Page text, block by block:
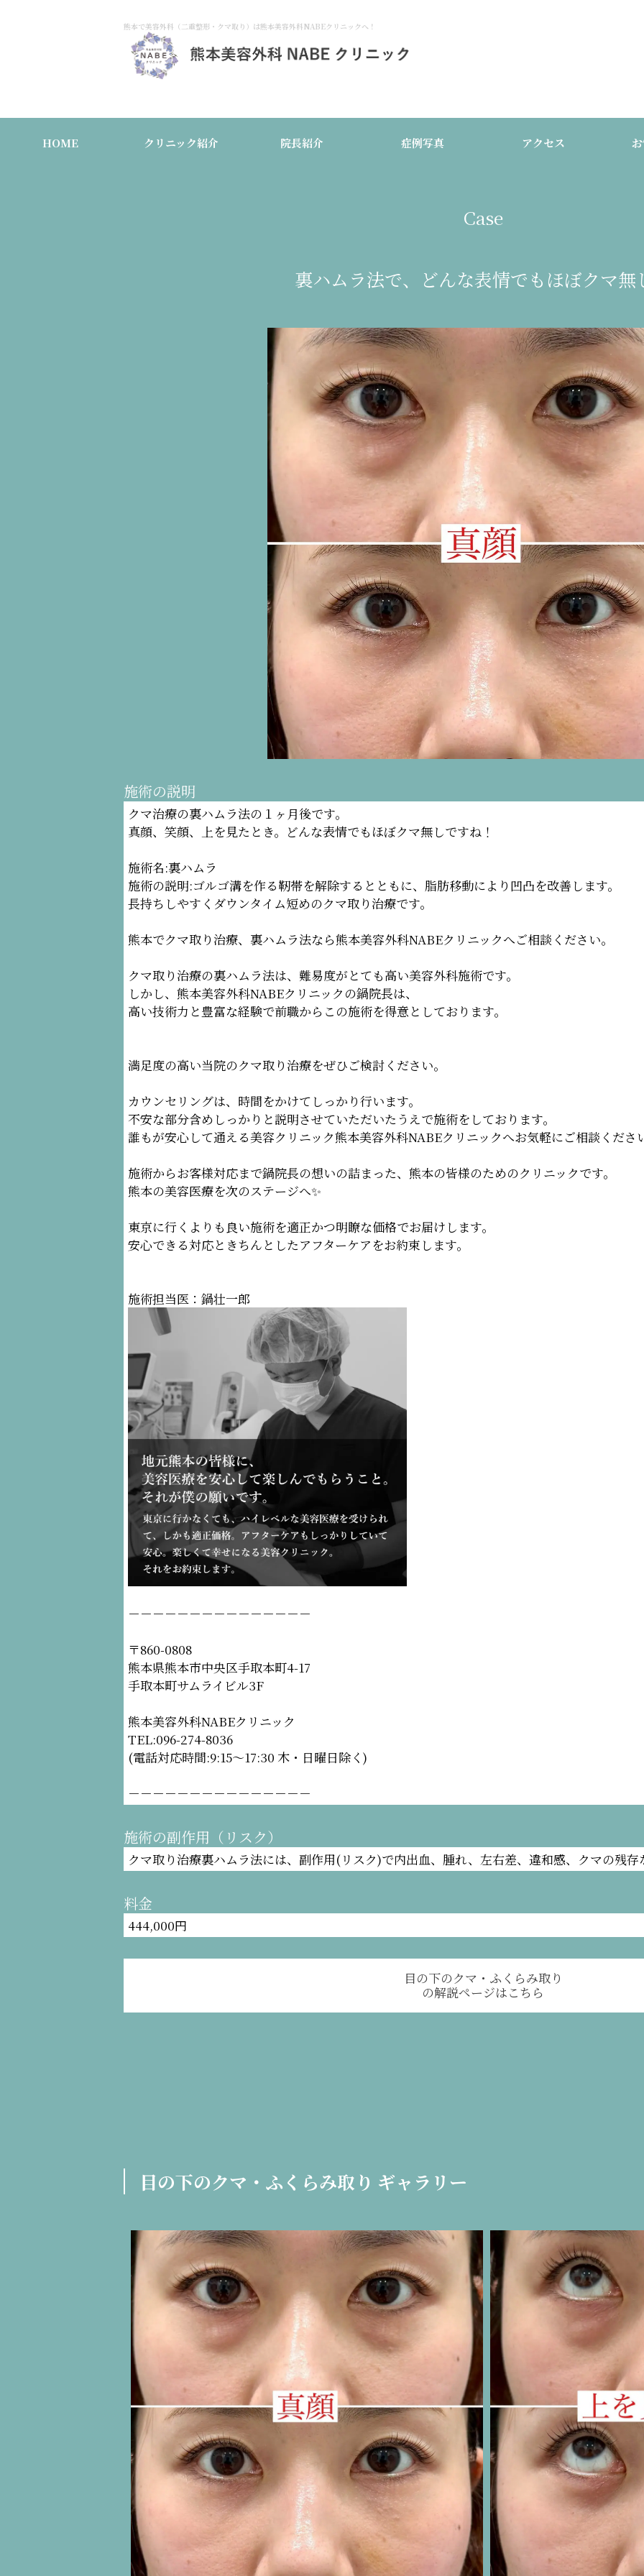
熊本で美容外科（二重整形・クマ取り）は熊本美容外科NABEクリニックへ！
HOME クリニック紹介 院長紹介 症例写真 アクセス
Case
裏ハムラ法で、どんな表情でもほぼクマ無
施術の説明
クマ治療の裏ハムラ法の１ヶ月後です。
真顔、笑顔、上を見たとき。どんな表情でもほぼクマ無しですね！
施術名:裏ハムラ
施術の説明:ゴルゴ溝を作る靭帯を解除するとともに、脂肪移動により凹凸を改善します。
長持ちしやすくダウンタイム短めのクマ取り治療です。
熊本でクマ取り治療、裏ハムラ法なら熊本美容外科NABEクリニックへご相談ください。
クマ取り治療の裏ハムラ法は、難易度がとても高い美容外科施術です。
しかし、熊本美容外科NABEクリニックの鍋院長は、
高い技術力と豊富な経験で前職からこの施術を得意としております。
満足度の高い当院のクマ取り治療をぜひご検討ください。
カウンセリングは、時間をかけてしっかり行います。
不安な部分含めしっかりと説明させていただいたうえで施術をしております。
誰もが安心して通える美容クリニック熊本美容外科NABEクリニックへお気軽にご相談くださ
施術からお客様対応まで鍋院長の想いの詰まった、熊本の皆様のためのクリニックです。
熊本の美容医療を次のステージへ✨
東京に行くよりも良い施術を適正かつ明瞭な価格でお届けします。
安心できる対応ときちんとしたアフターケアをお約束します。
施術担当医：鍋壮一郎
－－－－－－－－－－－－－－－
〒860-0808
熊本県熊本市中央区手取本町4-17
手取本町サムライビル3F
熊本美容外科NABEクリニック
TEL:096-274-8036
(電話対応時間:9:15〜17:30 木・日曜日除く)
－－－－－－－－－－－－－－－
施術の副作用（リスク）
クマ取り治療裏ハムラ法には、副作用(リスク)で内出血、腫れ、左右差、違和感、クマの残
料金
444,000円
目の下のクマ・ふくらみ取り
の解説ページはこちら
目の下のクマ・ふくらみ取り ギャラリー